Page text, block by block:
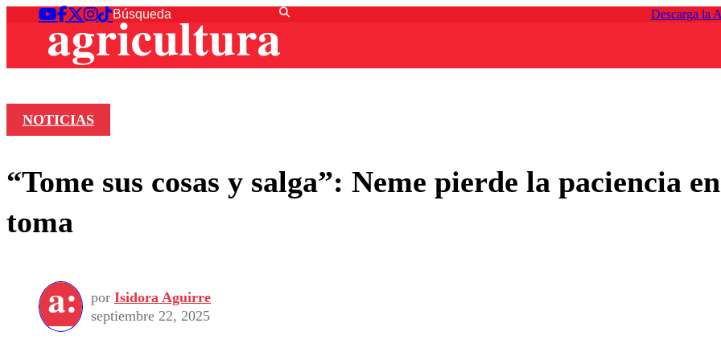
Descarga la
NOTICIAS
“Tome sus cosas y salga”: Neme pierde la paciencia
toma
por Isidora Aguirre
septiembre 22, 2025